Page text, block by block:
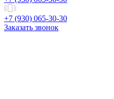
+7 (930) 065-30-30
Заказать звонок